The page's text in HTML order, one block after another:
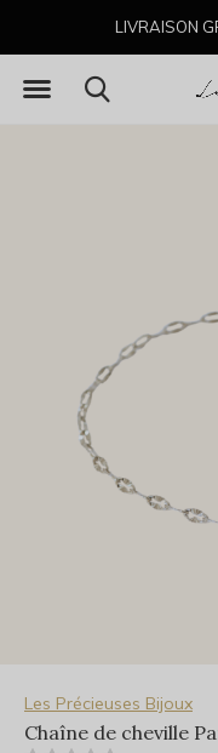
LIVRAISON
Les Précieuses Bijoux
Chaîne de cheville